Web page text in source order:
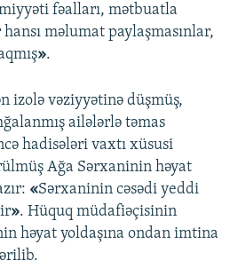
fəalları, mətbuatla
məlumat paylaşmasınlar,
».
izolə vəziyyətinə düşmüş,
ailələrlə təmas
hadisələri vaxtı xüsusi
Ağa Sərxaninin həyat
«Sərxaninin cəsədi yeddi
». Hüquq müdafiəçisinin
həyat yoldaşına ondan imtina